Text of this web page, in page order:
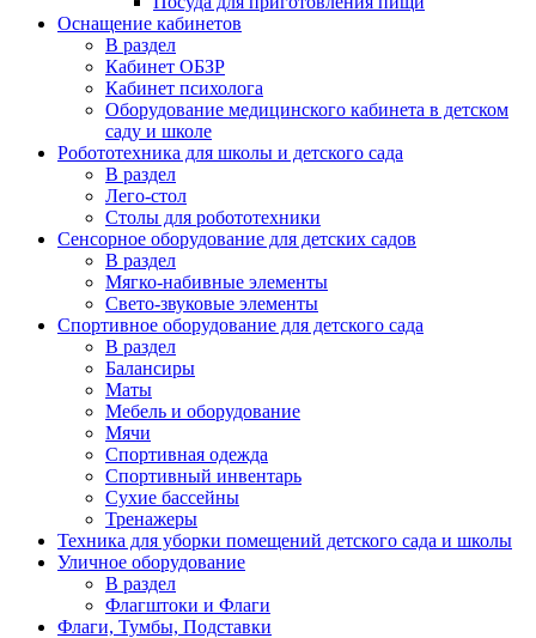
Оснащение кабинетов
В раздел
Кабинет ОБЗР
Кабинет психолога
Оборудование медицинского кабинета в детском
саду и школе
Робототехника для школы и детского сада
В раздел
Лего-стол
Столы для робототехники
Сенсорное оборудование для детских садов
В раздел
Мягко-набивные элементы
Свето-звуковые элементы
Спортивное оборудование для детского сада
В раздел
Балансиры
Маты
Мебель и оборудование
Мячи
Спортивная одежда
Спортивный инвентарь
Сухие бассейны
Тренажеры
Техника для уборки помещений детского сада и школы
Уличное оборудование
В раздел
Флагштоки и Флаги
Флаги, Тумбы, Подставки